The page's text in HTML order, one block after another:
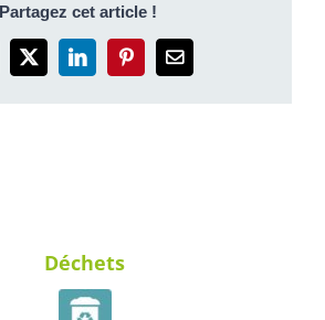
Partagez cet article !
X LinkedInPinterestEmail
Déchets